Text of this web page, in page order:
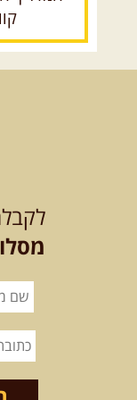
15.08.2026 שבת-
הגליל ונחל צלמון
נצא מצומת גולנו למסע
האם אתם מחפשים חוויה
בטבע? מחפשים חוויה
שישי-
הגליל העליון
נצא מג'ש שבמורדות הר
לאורך נחל דישון ונעצור ...